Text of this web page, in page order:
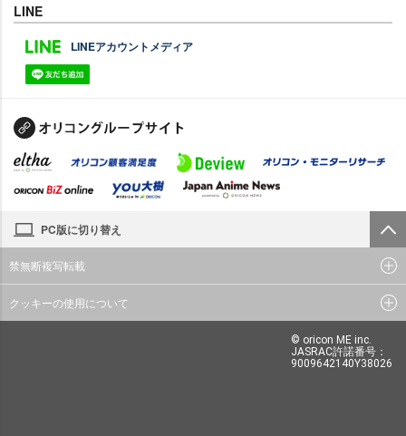
LINE
LINEアカウントメディア
PC版に切り替え
禁無断複写転載
クッキーの使用について
© oricon ME inc.
JASRAC許諾番号：
9009642140Y38026